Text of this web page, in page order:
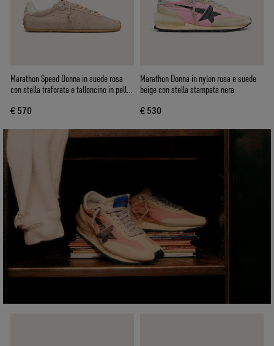
Marathon Speed Donna in suede rosa
con stella traforata e talloncino in pelle
€ 570
Marathon Donna in nylon rosa e suede
beige con stella stampata nera
€ 530